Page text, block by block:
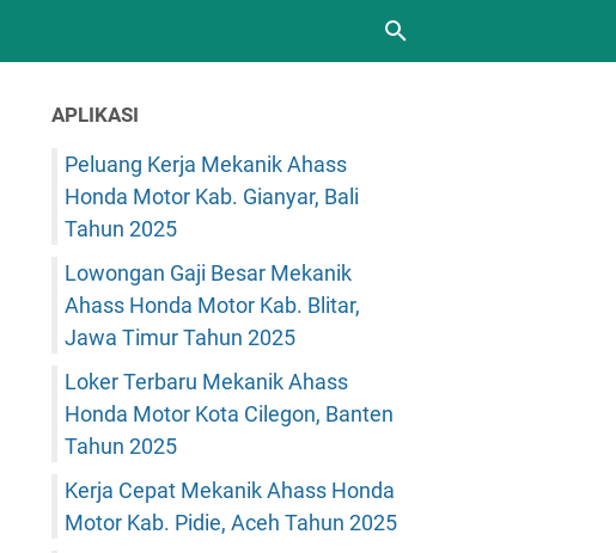
APLIKASI
Peluang Kerja Mekanik Ahass
Honda Motor Kab. Gianyar, Bali
Tahun 2025
Lowongan Gaji Besar Mekanik
Ahass Honda Motor Kab. Blitar,
Jawa Timur Tahun 2025
Loker Terbaru Mekanik Ahass
Honda Motor Kota Cilegon, Banten
Tahun 2025
Kerja Cepat Mekanik Ahass Honda
Motor Kab. Pidie, Aceh Tahun 2025